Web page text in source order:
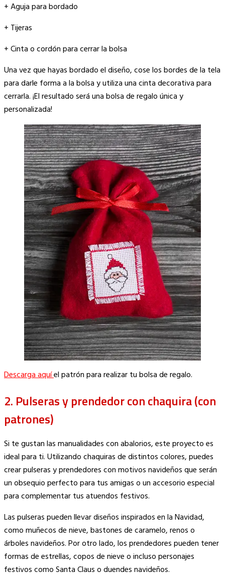
+ Aguja para bordado
+ Tijeras
+ Cinta o cordón para cerrar la bolsa
Una vez que hayas bordado el diseño, cose los bordes de la tela
para darle forma a la bolsa y utiliza una cinta decorativa para
cerrarla. ¡El resultado será una bolsa de regalo única y
personalizada!
Descarga aquíel patrón para realizar tu bolsa de regalo.
2. Pulseras y prendedor con chaquira (con
patrones)
Si te gustan las manualidades con abalorios, este proyecto es
ideal para ti. Utilizando chaquiras de distintos colores, puedes
crear pulseras y prendedores con motivos navideños que serán
un obsequio perfecto para tus amigas o un accesorio especial
para complementar tus atuendos festivos.
Las pulseras pueden llevar diseños inspirados en la Navidad,
como muñecos de nieve, bastones de caramelo, renos o
árboles navideños. Por otro lado, los prendedores pueden tener
formas de estrellas, copos de nieve o incluso personajes
festivos como Santa Claus o duendes navideños.